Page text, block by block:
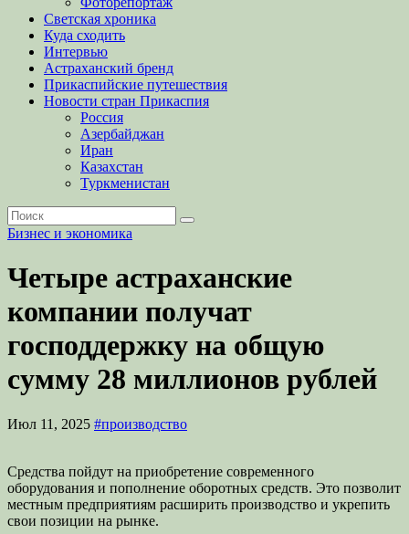
Светская хроника
Куда сходить
Интервью
Астраханский бренд
Прикаспийские путешествия
Новости стран Прикаспия
Россия
Азербайджан
Иран
Казахстан
Туркменистан
Бизнес и экономика
Четыре астраханские
компании получат
господдержку на общую
сумму 28 миллионов рублей
Июл 11, 2025 #производство
Средства пойдут на приобретение современного
оборудования и пополнение оборотных средств. Это позволит
местным предприятиям расширить производство и укрепить
свои позиции на рынке.